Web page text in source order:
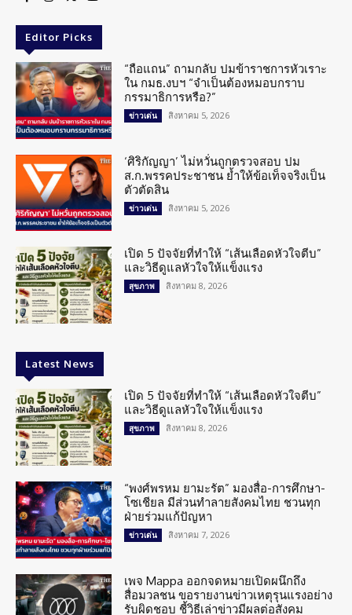
Editor Picks
“ถือแถน” ถามกลับ ปมข้าราชการหัวเราะ
ใน กมธ.งบฯ “จำเป็นต้องหมอบกราบ
กรรมาธิการหรือ?”
ข่าวเด่น สิงหาคม 5, 2026
‘ศิริกัญญา’ ไม่หวั่นถูกตรวจสอบ ปม
ส.ก.พรรคประชาชน ย้ำให้ข้อเท็จจริงเป็น
ตัวตัดสิน
ข่าวเด่น สิงหาคม 5, 2026
เปิด 5 ปัจจัยที่ทำให้ “เส้นเลือดหัวใจตีบ”
และวิธีดูแลหัวใจให้แข็งแรง
สุขภาพ สิงหาคม 8, 2026
Latest News
เปิด 5 ปัจจัยที่ทำให้ “เส้นเลือดหัวใจตีบ”
และวิธีดูแลหัวใจให้แข็งแรง
สุขภาพ สิงหาคม 8, 2026
“พงศ์พรหม ยามะรัต” มองสื่อ-การศึกษา-
โซเชียล มีส่วนทำลายสังคมไทย ชวนทุก
ฝ่ายร่วมแก้ปัญหา
ข่าวเด่น สิงหาคม 7, 2026
เพจ Mappa ออกจดหมายเปิดผนึกถึง
สื่อมวลชน ขอรายงานข่าวเหตุรุนแรงอย่าง
รับผิดชอบ ชี้วิธีเล่าข่าวมีผลต่อสังคม